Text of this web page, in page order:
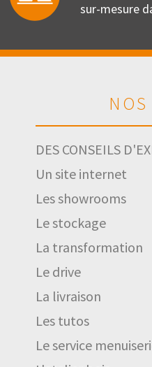
sur-mesure
DES CONSEILS
Un site internet
Les showrooms
Le stockage
La transformation
Le drive
La livraison
Les tutos
Le service